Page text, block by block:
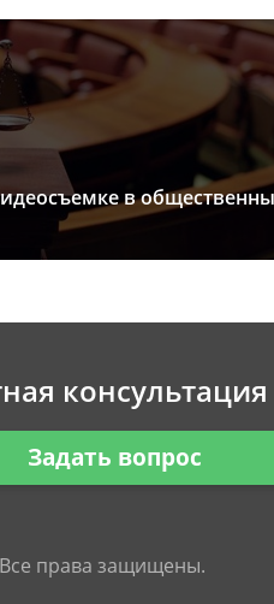
в
Задать вопрос
права защищены.